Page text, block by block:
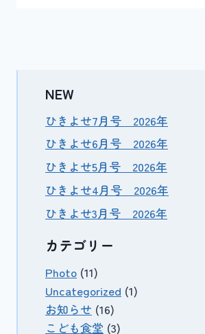
NEW
ひきよせ7月号 2026年
ひきよせ6月号 2026年
ひきよせ5月号 2026年
ひきよせ4月号 2026年
ひきよせ3月号 2026年
カテゴリー
Photo (11)
Uncategorized (1)
お知らせ (16)
こども食堂 (3)